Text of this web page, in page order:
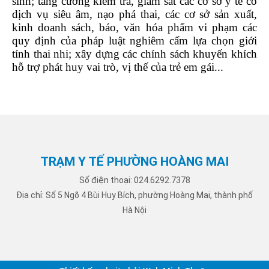
dịch vụ siêu âm, nạo phá thai, các cơ sở sản xuất,
kinh doanh sách, báo, văn hóa phẩm vi phạm các
quy định của pháp luật nghiêm cấm lựa chọn giới
tính thai nhi; xây dựng các chính sách khuyến khích
hỗ trợ phát huy vai trò, vị thế của trẻ em gái...
TRẠM Y TẾ PHƯỜNG HOÀNG MAI
Số điện thoại: 024.6292.7378
Địa chỉ: Số 5 Ngõ 4 Bùi Huy Bích, phường Hoàng Mai, thành phố
Hà Nội